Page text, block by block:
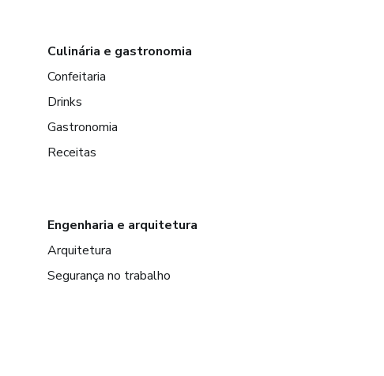
Culinária e gastronomia
Confeitaria
Drinks
Gastronomia
Receitas
Engenharia e arquitetura
Arquitetura
Segurança no trabalho